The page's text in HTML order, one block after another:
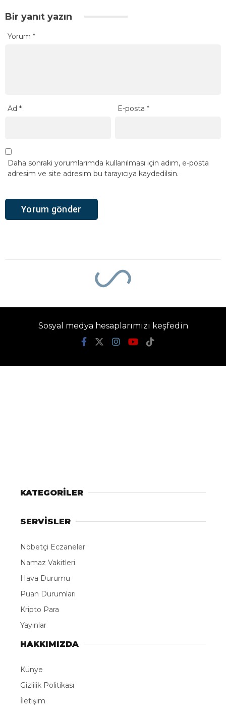
Bir yanıt yazın
Yorum *
Ad * E-posta*
Daha sonraki yorumlarımda kullanılması için adım, e-posta
adresim ve site adresim bu tarayıcıya kaydedilsin.
Fatih’te camide 450
bin TL’nin bulunduğu
çantanın çalındığı
anlar kamerada
FATİH’te tarihi Gazi Atik Ali Paşa Camii’nde öğle
namazını kılmak için saf tutan İshak Yılmaz’ın
bin lira değerinde birikiminin bulunduğu çanta
kimliği belirsiz kişi tarafından çalındı. Hırsızlık
anları caminin güvenlik kameralarına saniye